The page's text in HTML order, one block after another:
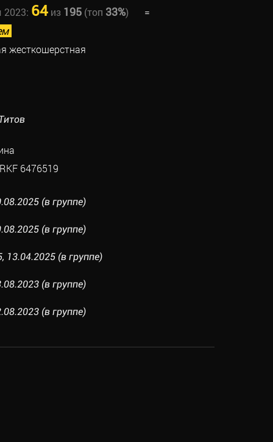
2023: 64из 195(топ 33%)
=
жесткошерстная
6476519
(в группе)
(в группе)
13.04.2025 (в группе)
(в группе)
(в группе)